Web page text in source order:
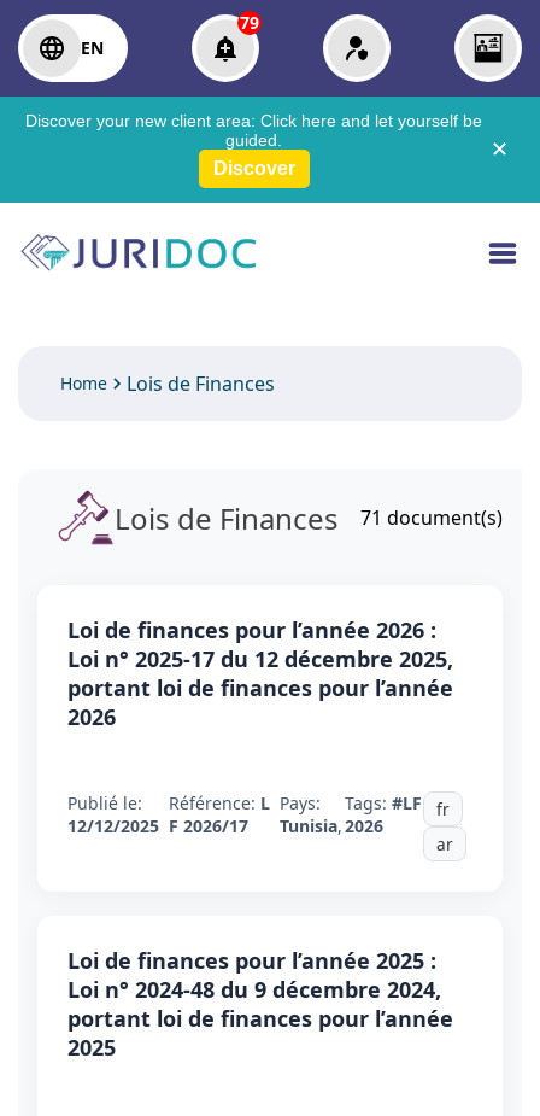
EN
79
Discover your new client area: Click here and let yourself be
guided.
Discover
✕
Home Lois de Finances
Lois de Finances 71 document(s)
Loi de finances pour l’année 2026 :
Loi n° 2025-17 du 12 décembre 2025,
portant loi de finances pour l’année
2026
Publié le:
12/12/2025
Référence: L
F 2026/17
Pays:
Tunisia,
Tags: #LF
2026
fr
ar
Loi de finances pour l’année 2025 :
Loi n° 2024-48 du 9 décembre 2024,
portant loi de finances pour l’année
2025